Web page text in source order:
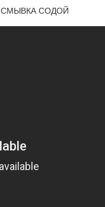
СОДОЙ